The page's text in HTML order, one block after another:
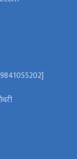
[9841055202]